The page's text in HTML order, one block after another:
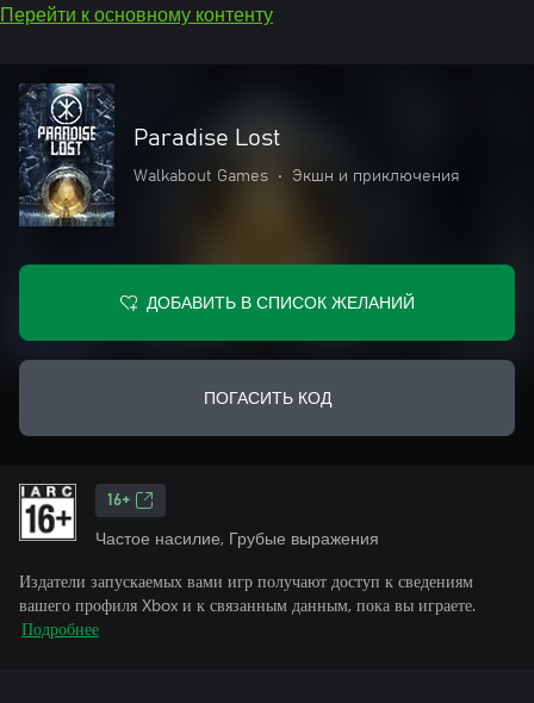
Перейти к основному контенту
Paradise Lost
Walkabout Games • Экшн и приключения
ДОБАВИТЬ В СПИСОК ЖЕЛАНИЙ
ПОГАСИТЬ КОД
16+
Частое насилие, Грубые выражения
Издатели запускаемых вами игр получают доступ к сведениям
вашего профиля Xbox и к связанным данным, пока вы играете.
Подробнее